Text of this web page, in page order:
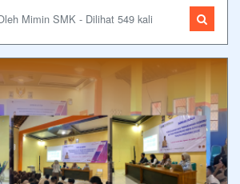
Mimin SMK - Dilihat 549 kali